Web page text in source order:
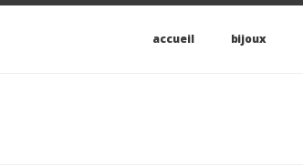
accueil bijoux